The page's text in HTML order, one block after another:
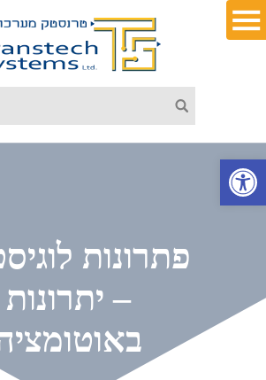
פתח סרגל נגישות
פתרונות
– יתרונות